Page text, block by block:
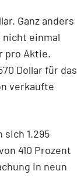
Ganz anders
nicht einmal
pro Aktie.
Dollar für das
verkaufte
1.295
410 Prozent
in neun